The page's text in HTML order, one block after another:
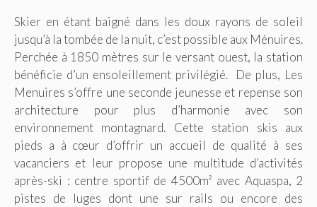
Skier en étant baigné dans les doux rayons de soleil
jusqu’à la tombée de la nuit, c’est possible aux Ménuires.
Perchée à 1850 mètres sur le versant ouest, la station
bénéficie d’un ensoleillement privilégié. De plus, Les
Menuires s’offre une seconde jeunesse et repense son
architecture pour plus d’harmonie avec son
environnement montagnard. Cette station skis aux
pieds a à cœur d’offrir un accueil de qualité à ses
vacanciers et leur propose une multitude d’activités
après-ski : centre sportif de 4500m² avec Aquaspa, 2
pistes de luges dont une sur rails ou encore des